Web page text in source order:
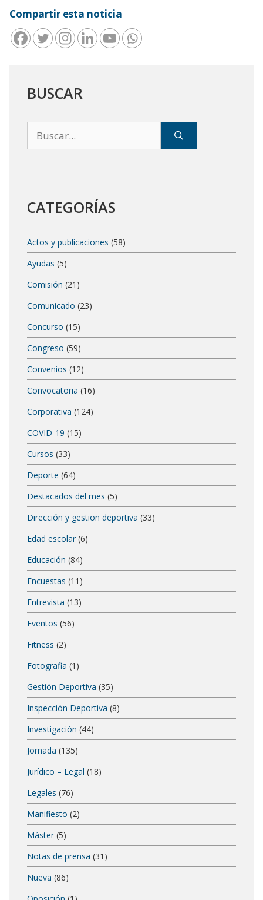
Compartir esta noticia
BUSCAR
CATEGORÍAS
Actos y publicaciones (58)
Ayudas (5)
Comisión (21)
Comunicado (23)
Concurso (15)
Congreso (59)
Convenios (12)
Convocatoria (16)
Corporativa (124)
COVID-19 (15)
Cursos (33)
Deporte (64)
Destacados del mes (5)
Dirección y gestion deportiva (33)
Edad escolar (6)
Educación (84)
Encuestas (11)
Entrevista (13)
Eventos (56)
Fitness (2)
Fotografia (1)
Gestión Deportiva (35)
Inspección Deportiva (8)
Investigación (44)
Jornada (135)
Jurídico – Legal (18)
Legales (76)
Manifiesto (2)
Máster (5)
Notas de prensa (31)
Nueva (86)